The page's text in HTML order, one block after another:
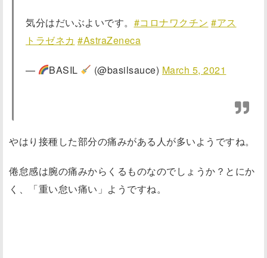
気分はだいぶよいです。 #コロナワクチン #アス
トラゼネカ #AstraZeneca
— BASIL (@basilsauce) March 5, 2021
やはり接種した部分の痛みがある人が多いようですね。
倦怠感は腕の痛みからくるものなのでしょうか？とにか
く、「重い怠い痛い」ようですね。